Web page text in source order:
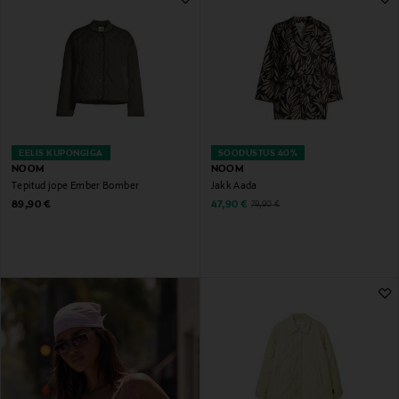
EELIS KUPONGIGA
NOOM
Tepitud jope Ember Bomber
Original Price
89,90 €
SOODUSTUS 40%
NOOM
Jakk Aada
Discounted Price
47,90 € Original Price
79,90 €